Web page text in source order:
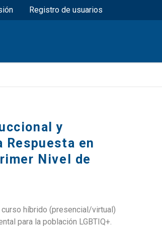
superior
Registro de usuarios
y
en
Nivel de
híbrido (presencial/virtual)
para la población LGBTIQ+.